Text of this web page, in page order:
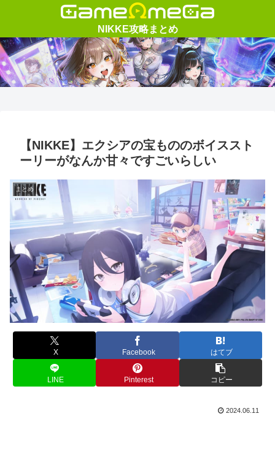
【NIKKE】エクシアの宝もののボイススト
ーリーがなんか甘々ですごいらしい
まとめ
X Facebook はてブ
LINE Pinterest コピー
2024.06.11